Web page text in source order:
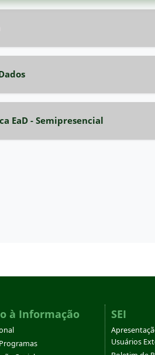
EaD - Semipresencial
à Informação SEI
Usuários